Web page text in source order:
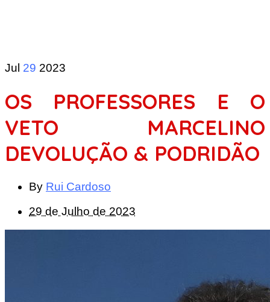
Jul 29 2023
OS PROFESSORES E O
VETO MARCELINO
DEVOLUÇÃO & PODRIDÃO
By Rui Cardoso
29 de Julho de 2023